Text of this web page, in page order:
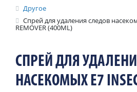
Другое
Спрей для удаления следов
REMOVER (400ML)
СПРЕЙ ДЛЯ
НАСЕКОМЫХ E7